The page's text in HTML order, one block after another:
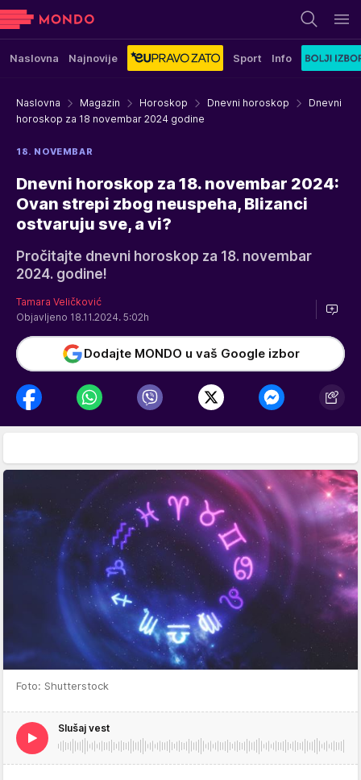
Naslovna Najnovije Sport Info
Naslovna Magazin Horoskop Dnevni horoskop
Dnevni
horoskop za 18 novembar 2024 godine
18. NOVEMBAR
Dnevni horoskop za 18. novembar 2024:
Ovan strepi zbog neuspeha, Blizanci
ostvaruju sve, a vi?
Pročitajte dnevni horoskop za 18. novembar
2024. godine!
Tamara Veličković
Objavljeno 18.11.2024. 5:02h
Dodajte MONDO u vaš Google izbor
Foto: Shutterstock
Slušaj vest